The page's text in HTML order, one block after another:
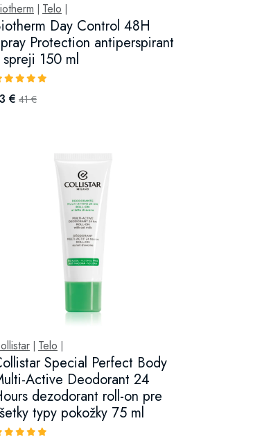
Telo
Day Control 48H
Protection antiperspirant
150 ml
€ 41 €
| Telo
Special Perfect Body
Active Deodorant 24
dezodorant roll-on pre
typy pokožky 75 ml